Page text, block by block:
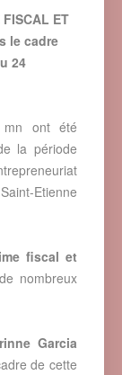
FISCAL ET
le cadre
24
mn ont été
la période
Etienne
fiscal et
nombreux
Garcia
de cette